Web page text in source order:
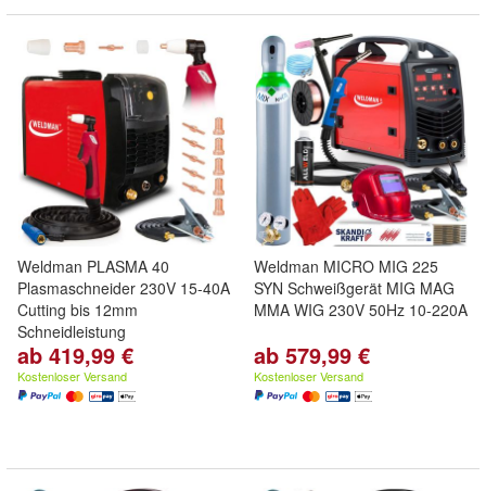
Weldman PLASMA 40
Plasmaschneider 230V 15-40A
Cutting bis 12mm
Schneidleistung
ab 419,99 €
Kostenloser Versand
Weldman MICRO MIG 225
SYN Schweißgerät MIG MAG
MMA WIG 230V 50Hz 10-220A
ab 579,99 €
Kostenloser Versand